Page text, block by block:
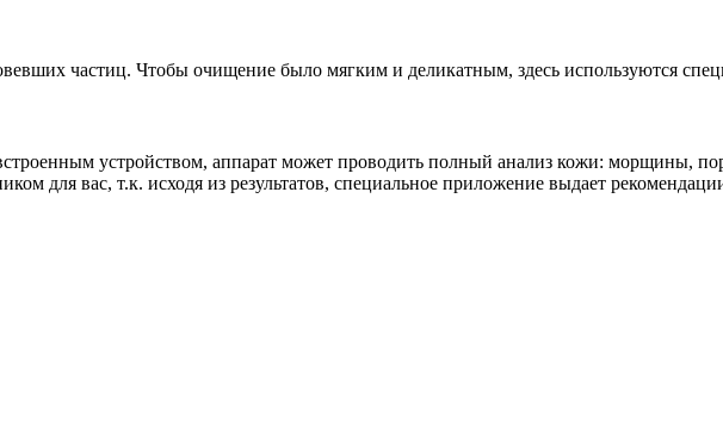
частиц. Чтобы очищение было мягким и деликатным, здесь используются
устройством, аппарат может проводить полный анализ кожи: морщины,
для вас, т.к. исходя из результатов, специальное приложение выдает